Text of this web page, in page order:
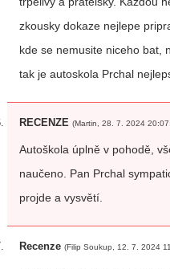
zkousky dokaze nejlepe
kde se nemusite niceho bat,
tak je autoskola Prchal
RECENZE (Martin, 28. 7. 2024
Autoškola úplně v pohodě,
naučeno. Pan Prchal
projde a vysvětí.
Recenze (Filip Soukup, 12. 7. 2024